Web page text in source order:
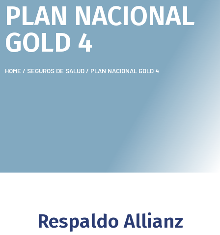
PLAN NACIONAL
GOLD 4
HOME / SEGUROS DE SALUD / PLAN NACIONAL GOLD 4
Respaldo Allianz